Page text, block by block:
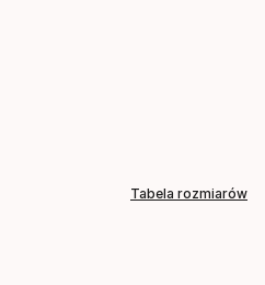
Tabela rozmiarów